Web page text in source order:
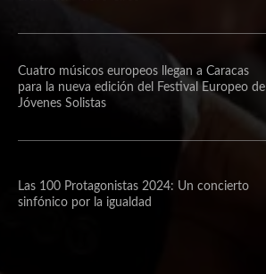
Cuatro músicos europeos llegan a Caracas
para la nueva edición del Festival Europeo de
Jóvenes Solistas
Las 100 Protagonistas 2024: Un concierto
sinfónico por la igualdad